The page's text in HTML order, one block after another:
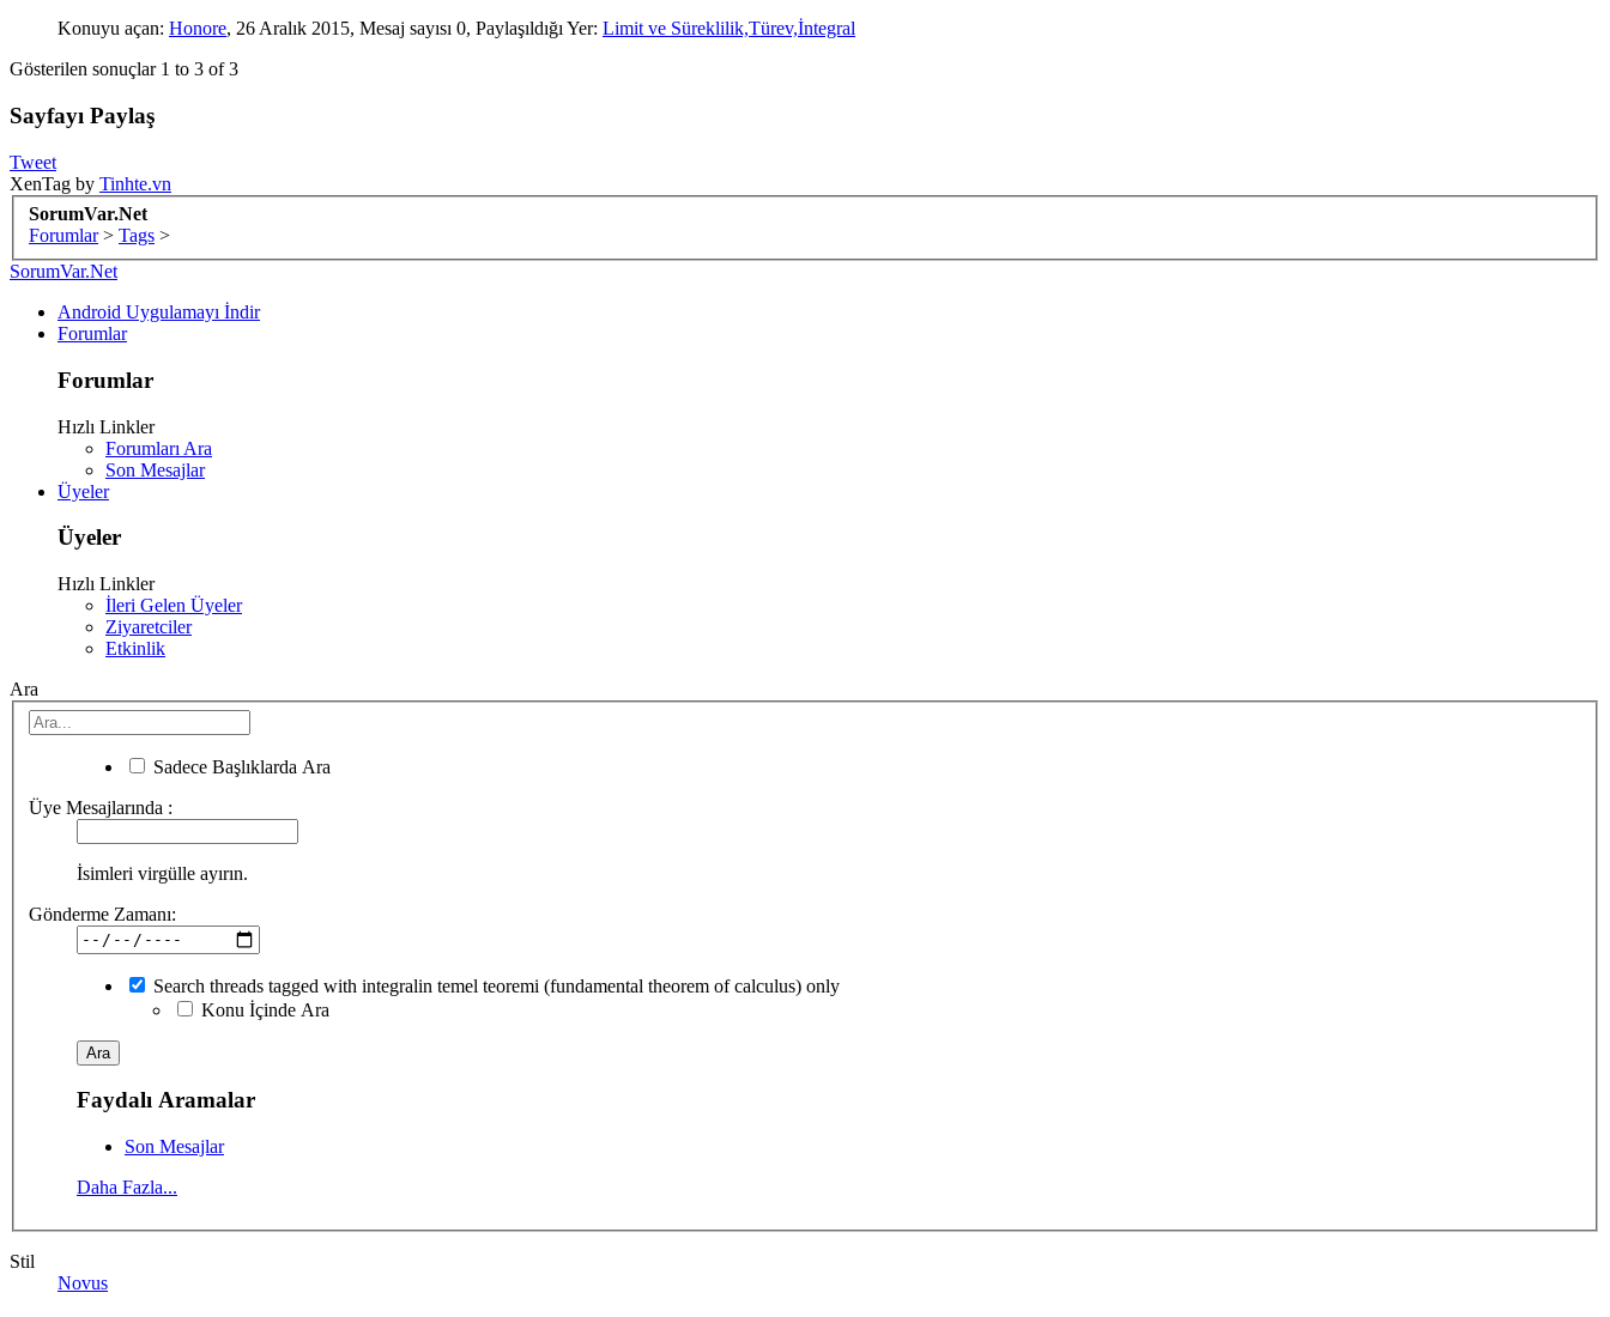
Konuyu açan: Honore, 26 Aralık 2015, Mesaj sayısı 0, Paylaşıldığı Yer: Limit ve Süreklilik,Türev,İntegral
Gösterilen sonuçlar 1 to 3 of 3
Sayfayı Paylaş
Tweet
XenTag by Tinhte.vn
SorumVar.Net
Forumlar > Tags >
SorumVar.Net
Android Uygulamayı İndir
Forumlar
Forumlar
Hızlı Linkler
Forumları Ara
Son Mesajlar
Üyeler
Üyeler
Hızlı Linkler
İleri Gelen Üyeler
Ziyaretciler
Etkinlik
Ara
Sadece Başlıklarda Ara
Üye Mesajlarında :
İsimleri virgülle ayırın.
Gönderme Zamanı:
Search threads tagged with integralin temel teoremi (fundamental theorem of calculus) only
Konu İçinde Ara
Faydalı Aramalar
Son Mesajlar
Daha Fazla...
Stil
Novus